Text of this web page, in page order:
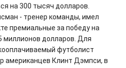
на 300 тысяч долларов.
- тренер команды, имел
премиальные за победу на
миллионов долларов. Для
футболист
американцев Клинт Дэмпси, в